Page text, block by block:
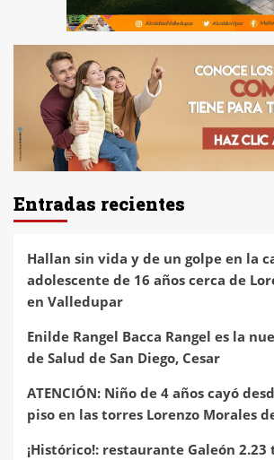
Entradas recientes
Hallan sin vida y de un golpe en la
adolescente de 16 años cerca de
en Valledupar
Enilde Rangel Bacca Rangel es la
de Salud de San Diego, Cesar
ATENCIÓN: Niño de 4 años cayó
piso en las torres Lorenzo Morales
¡Histórico!: restaurante Galeón 2.23